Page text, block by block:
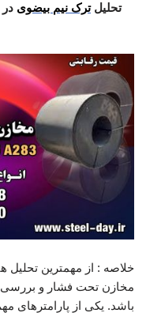
تحلیلترک نیم بیضوی در
خلاصه : از مهمترین
مخازن تحت فشار و بررسی
باشد. یکی از